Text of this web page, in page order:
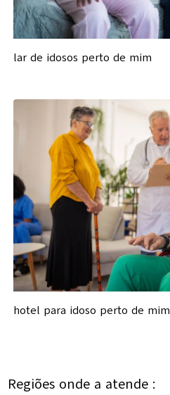
lar de idosos perto de mim
hotel para idoso perto de mim
Regiões onde a atende :